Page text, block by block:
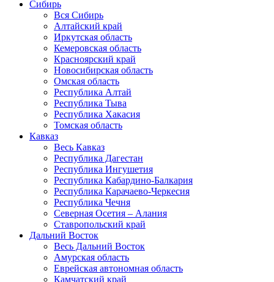
Сибирь
Вся Сибирь
Алтайский край
Иркутская область
Кемеровская область
Красноярский край
Новосибирская область
Омская область
Республика Алтай
Республика Тыва
Республика Хакасия
Томская область
Кавказ
Весь Кавказ
Республика Дагестан
Республика Ингушетия
Республика Кабардино-Балкария
Республика Карачаево-Черкесия
Республика Чечня
Северная Осетия – Алания
Ставропольский край
Дальний Восток
Весь Дальний Восток
Амурская область
Еврейская автономная область
Камчатский край